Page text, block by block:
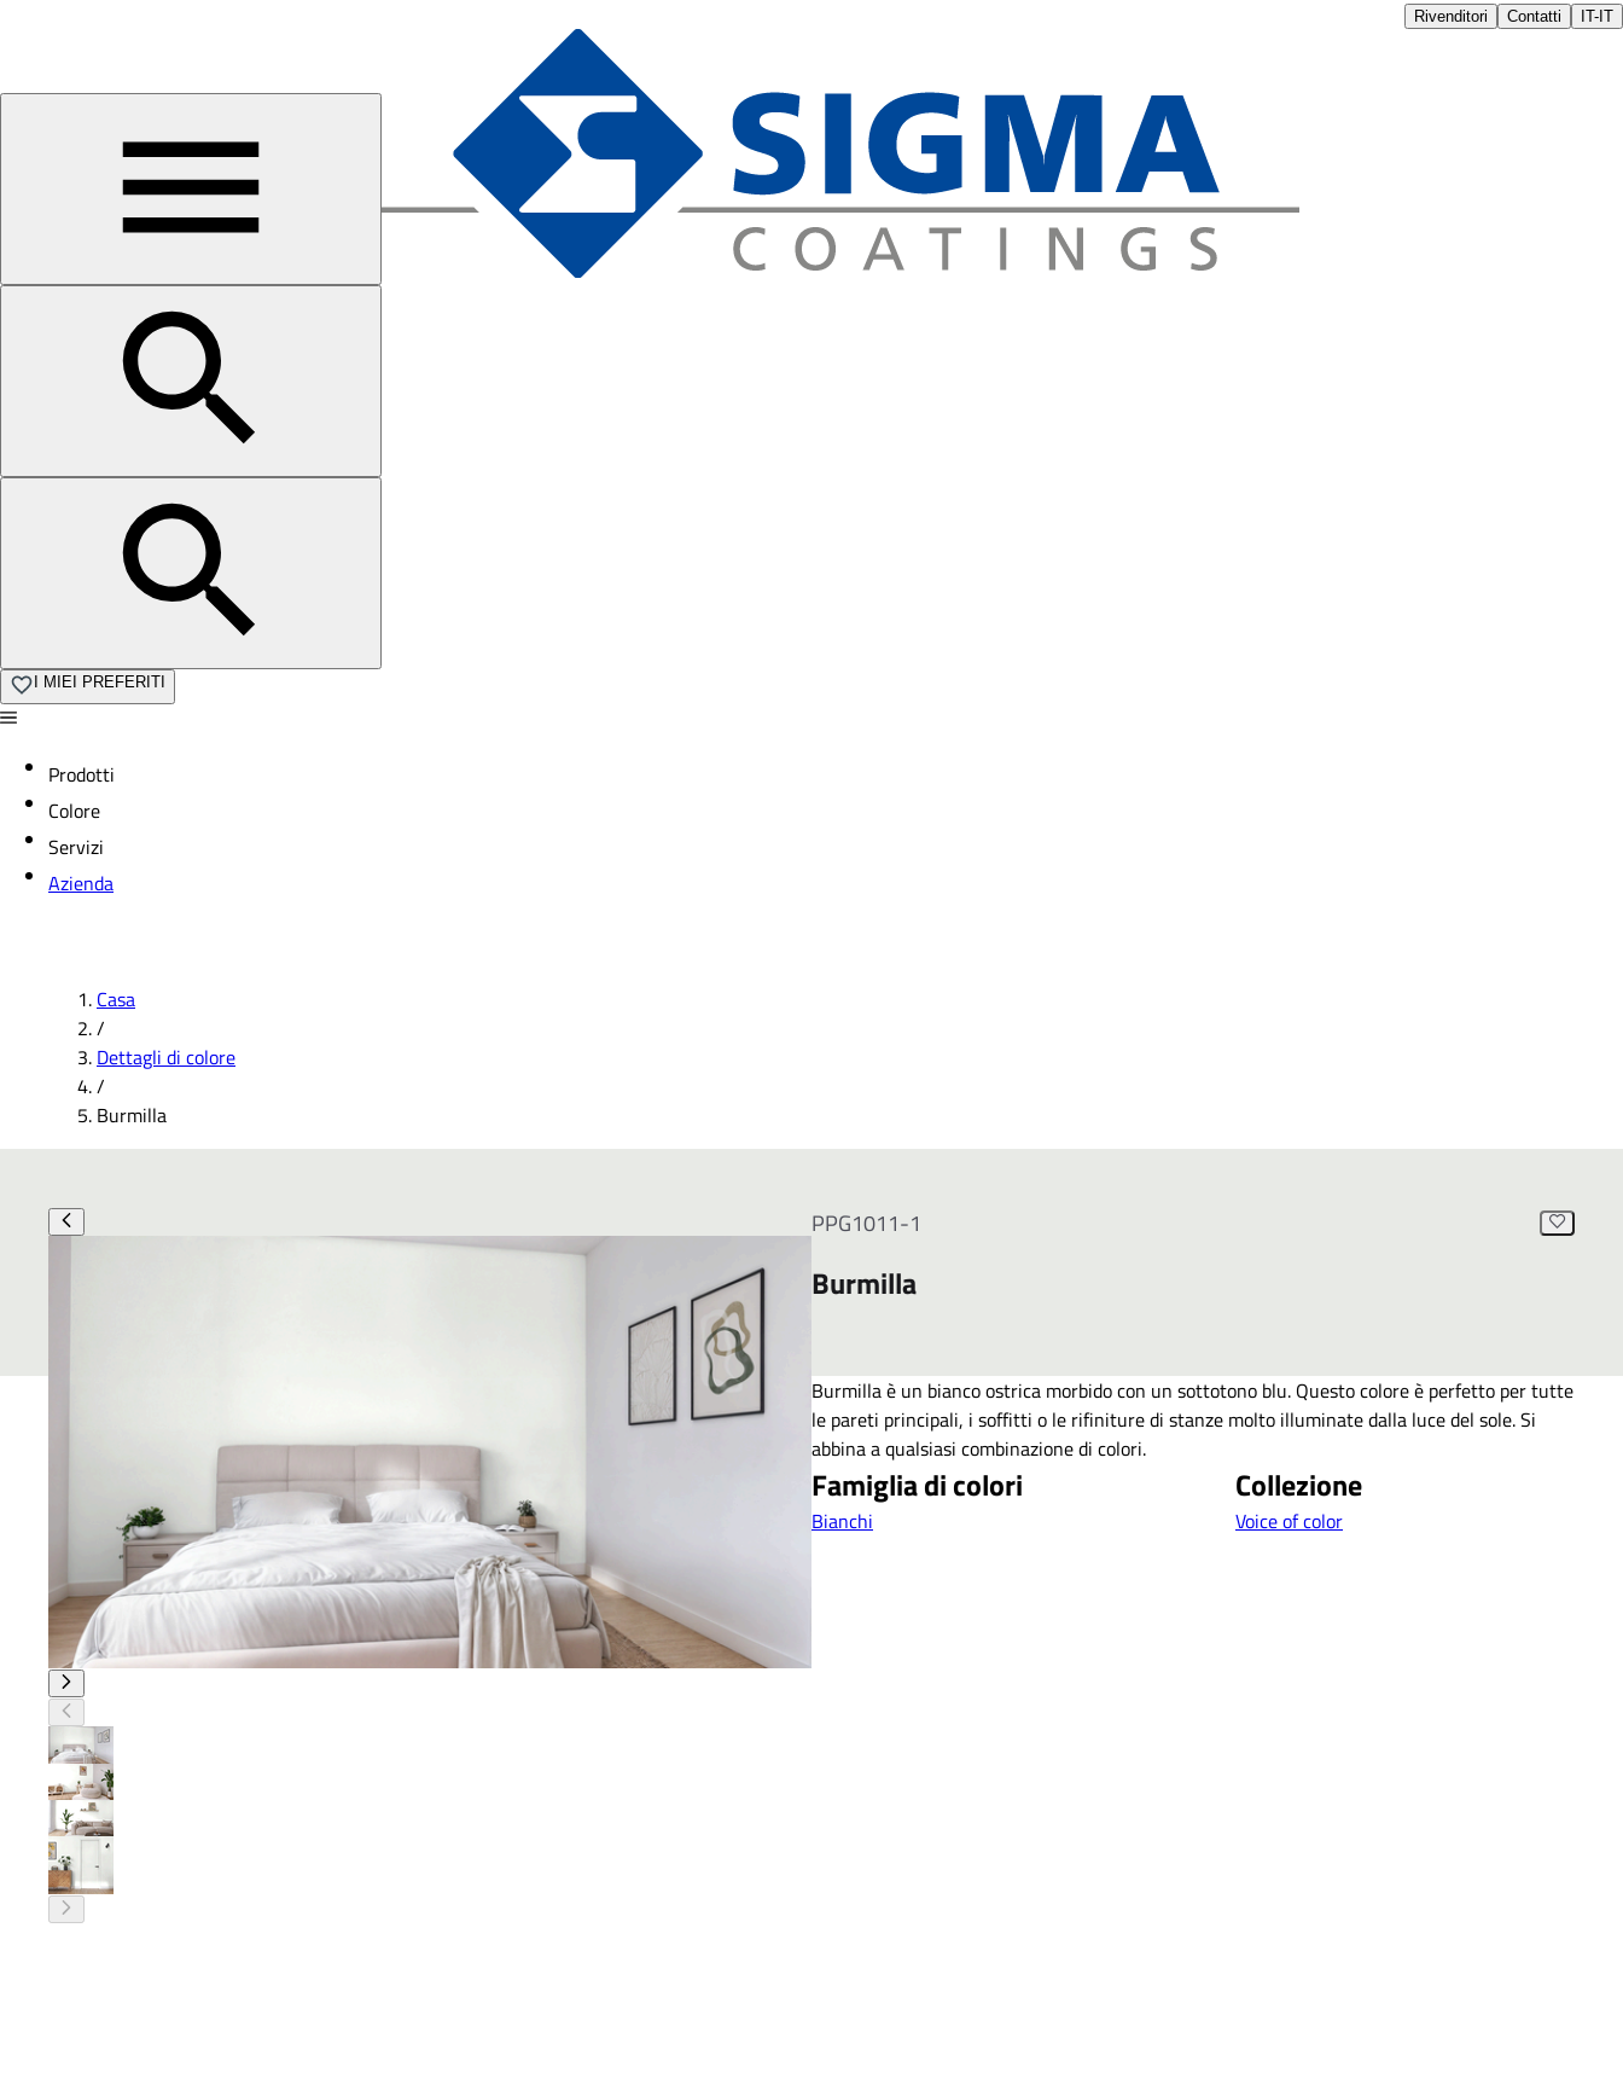
Rivenditori Contatti IT-IT
I MIEI PREFERITI
Prodotti
Colore
Servizi
Azienda
Casa
/
Dettagli di colore
/
Burmilla
PPG1011-1
Burmilla
Burmilla è un bianco ostrica morbido con un sottotono blu. Questo colore è perfetto per tutte
le pareti principali, i soffitti o le rifiniture di stanze molto illuminate dalla luce del sole. Si
abbina a qualsiasi combinazione di colori.
Famiglia di colori
Bianchi
Collezione
Voice of color